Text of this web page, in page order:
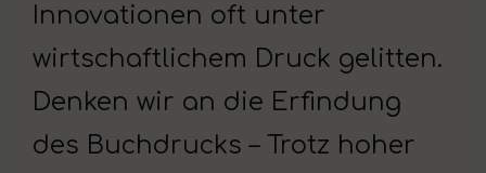
Innovationen oft unter
wirtschaftlichem Druck gelitten.
Denken wir an die Erfindung
des Buchdrucks – Trotz hoher